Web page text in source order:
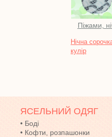
Піжами,
Нічна
кулір
ЯСЕЛЬНИЙ ОДЯГ
• Боді
• Кофти, розпашонки